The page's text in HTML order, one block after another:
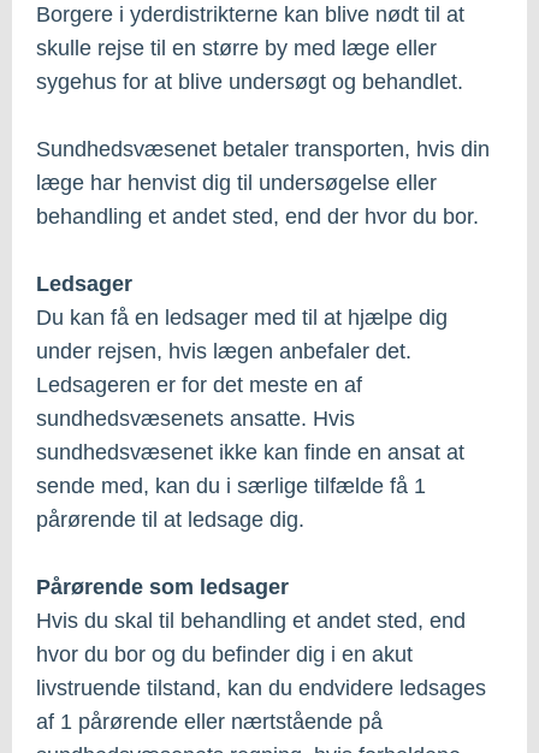
Borgere i yderdistrikterne kan blive nødt til at
skulle rejse til en større by med læge eller
sygehus for at blive undersøgt og behandlet.
Sundhedsvæsenet betaler transporten, hvis din
læge har henvist dig til undersøgelse eller
behandling et andet sted, end der hvor du bor.
Ledsager
Du kan få en ledsager med til at hjælpe dig
under rejsen, hvis lægen anbefaler det.
Ledsageren er for det meste en af
sundhedsvæsenets ansatte. Hvis
sundhedsvæsenet ikke kan finde en ansat at
sende med, kan du i særlige tilfælde få 1
pårørende til at ledsage dig.
Pårørende som ledsager
Hvis du skal til behandling et andet sted, end
hvor du bor og du befinder dig i en akut
livstruende tilstand, kan du endvidere ledsages
af 1 pårørende eller nærtstående på